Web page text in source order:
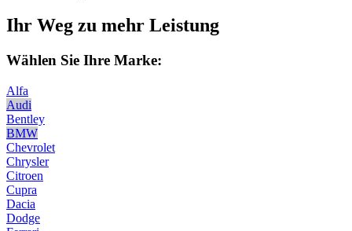
Ihr Weg zu mehr Leistung
Wählen Sie Ihre Marke:
Alfa
Audi
Bentley
BMW
Chevrolet
Chrysler
Citroen
Cupra
Dacia
Dodge